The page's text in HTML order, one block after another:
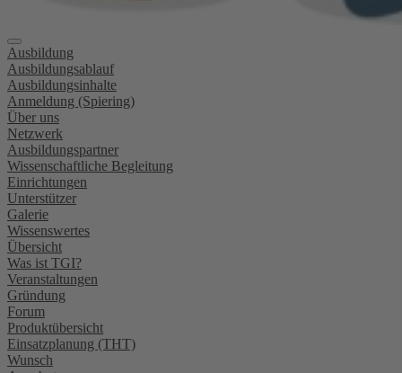
Ausbildung
Ausbildungsablauf
Ausbildungsinhalte
Anmeldung (Spiering)
Über uns
Netzwerk
Ausbildungspartner
Wissenschaftliche Begleitung
Einrichtungen
Unterstützer
Galerie
Wissenswertes
Übersicht
Was ist TGI?
Veranstaltungen
Gründung
Forum
Produktübersicht
Einsatzplanung (THT)
Wunsch